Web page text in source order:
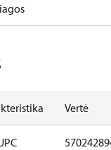
Vertė